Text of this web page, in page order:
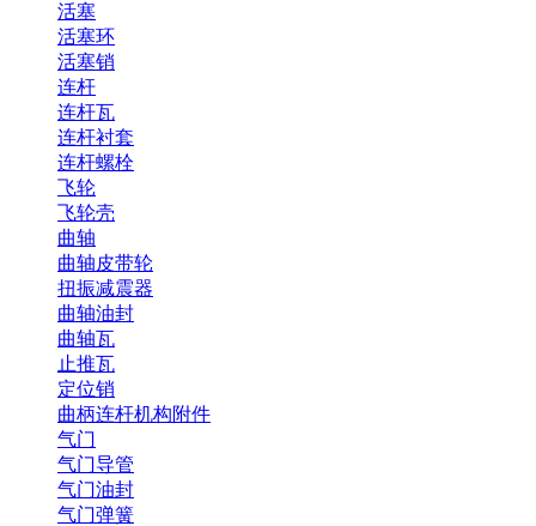
活塞
活塞环
活塞销
连杆
连杆瓦
连杆衬套
连杆螺栓
飞轮
飞轮壳
曲轴
曲轴皮带轮
扭振减震器
曲轴油封
曲轴瓦
止推瓦
定位销
曲柄连杆机构附件
气门
气门导管
气门油封
气门弹簧